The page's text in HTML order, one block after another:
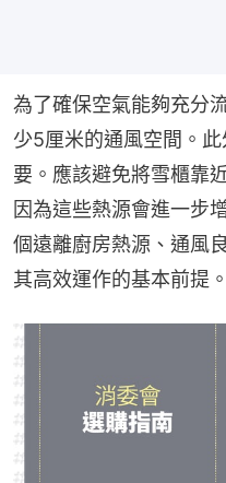
為了確保空氣能夠充分
少5厘米的通風空間。
要。應該避免將雪櫃靠
因為這些熱源會進一步
個遠離廚房熱源、通風
其高效運作的基本前提。